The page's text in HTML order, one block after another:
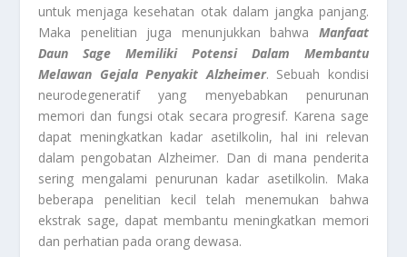
untuk menjaga kesehatan otak dalam jangka panjang.
Maka penelitian juga menunjukkan bahwa Manfaat
Daun Sage
Memiliki Potensi Dalam Membantu
Melawan Gejala Penyakit Alzheimer. Sebuah kondisi
neurodegeneratif yang menyebabkan penurunan
memori dan fungsi otak secara progresif. Karena sage
dapat meningkatkan kadar asetilkolin, hal ini relevan
dalam pengobatan Alzheimer. Dan di mana penderita
sering mengalami penurunan kadar asetilkolin. Maka
beberapa penelitian kecil telah menemukan bahwa
ekstrak sage, dapat membantu meningkatkan memori
dan perhatian pada orang dewasa.